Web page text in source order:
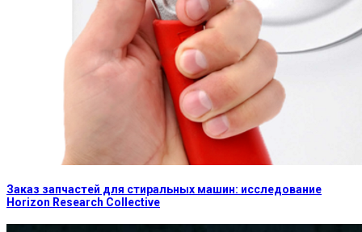
Заказ запчастей для стиральных машин: исследование
Horizon Research Collective